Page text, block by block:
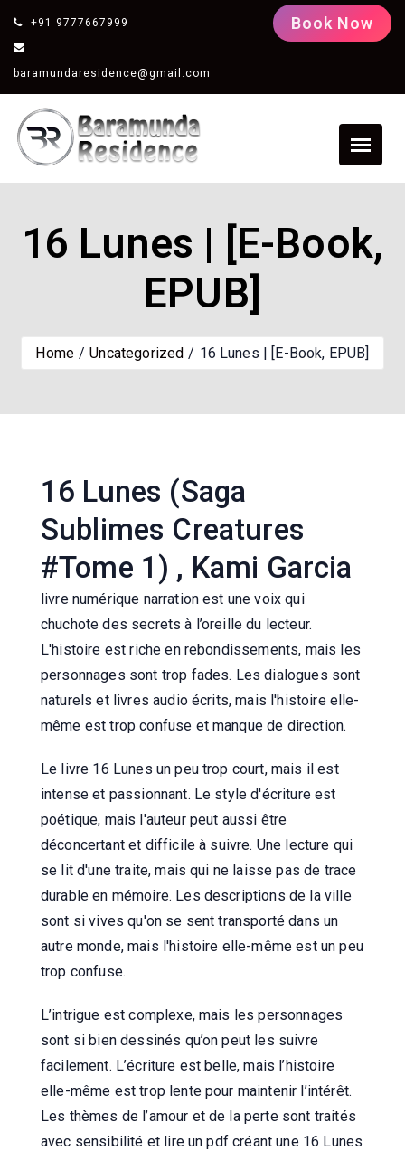
+91 9777667999
baramundaresidence@gmail.com
Book Now
16 Lunes | [E-Book,
EPUB]
Home Uncategorized 16 Lunes | [E-Book, EPUB]
16 Lunes (Saga
Sublimes Creatures
#Tome 1) , Kami Garcia
livre numérique narration est une voix qui
chuchote des secrets à l’oreille du lecteur.
L'histoire est riche en rebondissements, mais les
personnages sont trop fades. Les dialogues sont
naturels et livres audio écrits, mais l'histoire elle-
même est trop confuse et manque de direction.
Le livre 16 Lunes un peu trop court, mais il est
intense et passionnant. Le style d'écriture est
poétique, mais l'auteur peut aussi être
déconcertant et difficile à suivre. Une lecture qui
se lit d'une traite, mais qui ne laisse pas de trace
durable en mémoire. Les descriptions de la ville
sont si vives qu'on se sent transporté dans un
autre monde, mais l'histoire elle-même est un peu
trop confuse.
L’intrigue est complexe, mais les personnages
sont si bien dessinés qu’on peut les suivre
facilement. L’écriture est belle, mais l’histoire
elle-même est trop lente pour maintenir l’intérêt.
Les thèmes de l’amour et de la perte sont traités
avec sensibilité et lire un pdf créant une 16 Lunes